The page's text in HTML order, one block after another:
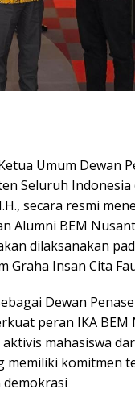
Umum Dewan
Seluruh Indonesia
secara resmi
Alumni BEM
dilaksanakan
Graha Insan Cita
Dewan
peran IKA BEM
mahasiswa
memiliki komitmen